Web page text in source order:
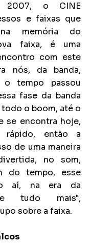
2007, o CINE
e faixas que
na memória do
faixa, é uma
com este
nós, da banda,
tempo passou
fase da banda
o boom, até o
se encontra hoje,
rápido, então a
de uma maneira
no som,
do tempo, esse
aí, na era da
e tudo mais",
sobre a faixa.